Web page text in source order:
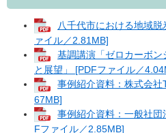
八千代市における地域
ァイル／2.81MB]
基調講演「ゼロカーボ
と展望」 [PDFファイル／
事例紹介資料：株式会
67MB]
事例紹介資料：一般社
Fファイル／2.85MB]